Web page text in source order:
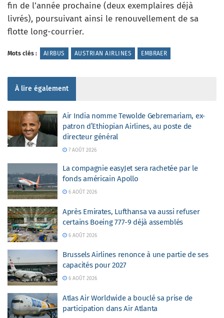
fin de l’année prochaine (deux exemplaires déjà
livrés), poursuivant ainsi le renouvellement de sa
flotte long-courrier.
Mots clés : AIRBUS AUSTRIAN AIRLINES EMBRAER
À lire également
Air India nomme Tewolde Gebremariam, ex-
patron d’Ethiopian Airlines, au poste de
directeur général
7 AOÛT 2026
La compagnie easyJet sera rachetée par le
fonds américain Apollo
6 AOÛT 2026
Après Emirates, Lufthansa va aussi refuser
certains Boeing 777-9 déjà assemblés
6 AOÛT 2026
Brussels Airlines renonce à une partie de ses
capacités pour 2027
6 AOÛT 2026
Atlas Air Worldwide a bouclé sa prise de
participation dans Air Atlanta